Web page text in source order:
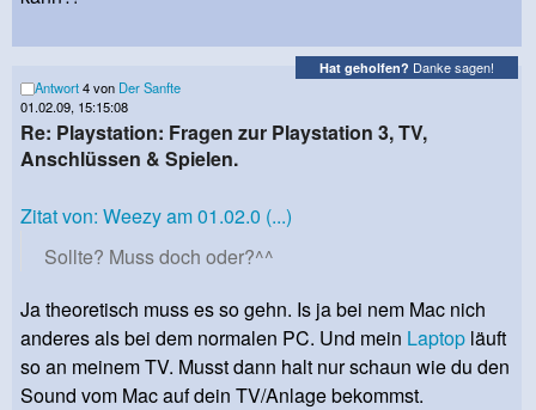
Hat geholfen? Danke sagen!
Antwort4 von Der Sanfte
01.02.09, 15:15:08
Re: Playstation: Fragen zur Playstation 3, TV,
Anschlüssen & Spielen.
Zitat von: Weezy am 01.02.0 (...)
Sollte? Muss doch oder?^^
Ja theoretisch muss es so gehn. Is ja bei nem Mac nich
anderes als bei dem normalen PC. Und mein Laptop läuft
so an meinem TV. Musst dann halt nur schaun wie du den
Sound vom Mac auf dein TV/Anlage bekommst.